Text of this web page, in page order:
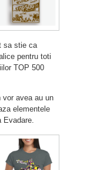
sa stie ca
pentru toti
TOP 500
vor avea au un
elementele
Evadare.